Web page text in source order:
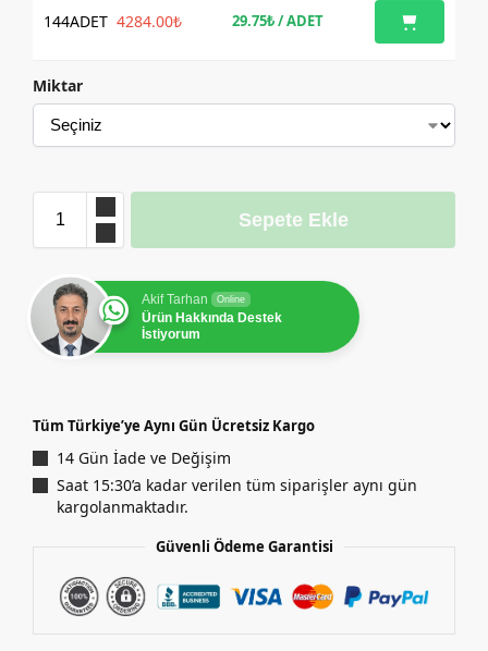
144ADET 4284.00₺ 29.75₺/ ADET
Miktar
Sepete Ekle
Akif Tarhan Online
Ürün Hakkında Destek
İstiyorum
Tüm Türkiye’ye Aynı Gün Ücretsiz Kargo
14 Gün İade ve Değişim
Saat 15:30’a kadar verilen tüm siparişler aynı gün
kargolanmaktadır.
Güvenli Ödeme Garantisi